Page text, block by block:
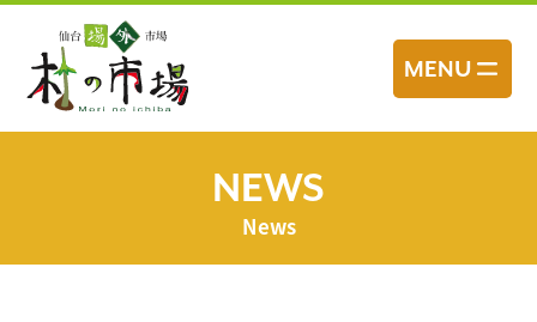
ッ
MENU
NEWS
News